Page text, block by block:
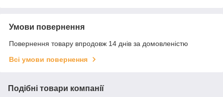
Умови повернення
Повернення товару впродовж 14 днів за домовленістю
Всі умови повернення
Подібні товари компанії